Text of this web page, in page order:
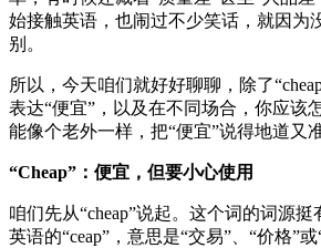
始接触英语，也闹过不少笑话，就因为
别。
所以，今天咱们就好好聊聊，除了
表达“便宜”，以及在不同场合，你应该
能像个老外一样，把“便宜”说得地道又准
“Cheap”：便宜，但要小心使用
咱们先从“cheap”说起。这个词的词源
英语的“ceap”，意思是“交易”、“价格”